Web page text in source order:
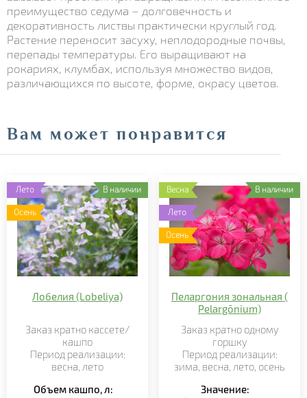
преимущество седума – долговечность и
декоративность листвы практически круглый год.
Растение переносит засуху, неплодородные почвы,
перепады температуры. Его выращивают на
рокариях, клумбах, используя множество видов,
различающихся по высоте, форме, окрасу цветов.
Вам может понравится
В наличии
Лето
Осень
Лобелия (Lobeliya)
Заказ кратно кассете/
кашпо
Период реализации:
весна, лето
Объем кашпо, л
В наличии
Весна
Лето
Осень
Пеларгония зональная (
Pelargōnium)
Заказ кратно одному
горшку
Период реализации:
зима, весна, лето, осень
Значение